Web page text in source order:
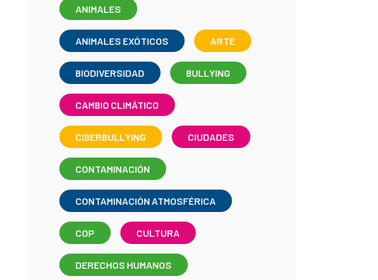
ANIMALES
ANIMALES EXÓTICOS ARTE
BIODIVERSIDAD BULLYING
CAMBIO CLIMÁTICO
CIBERBULLYING CIUDADES
CONTAMINACIÓN
CONTAMINACIÓN ATMOSFÉRICA
COP CULTURA
DERECHOS HUMANOS